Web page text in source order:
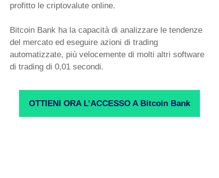
profitto le criptovalute online.
Bitcoin Bank ha la capacità di analizzare le tendenze
del mercato ed eseguire azioni di trading
automatizzate, più velocemente di molti altri software
di trading di 0,01 secondi.
OTTIENI ORA L’ACCESSO A Bitcoin Bank